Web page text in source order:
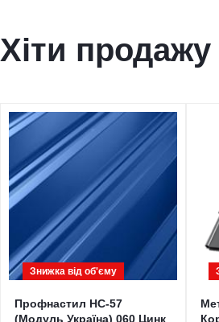
Хіти продажу
Знижка від обʹєму
Профнастил НС-57
(Модуль Україна) 060 Цинк